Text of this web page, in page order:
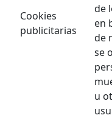
Cookies
publicitarias
de
en
de
se
u